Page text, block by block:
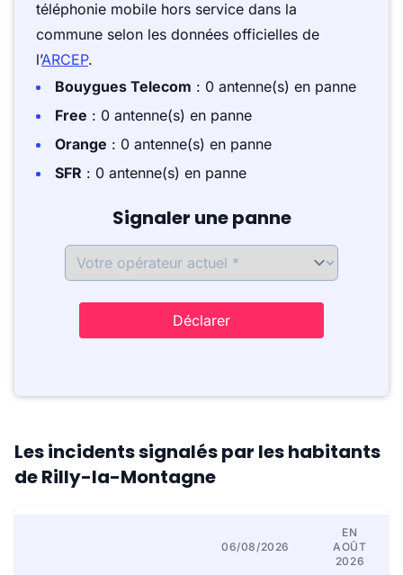
téléphonie mobile hors service dans la
commune selon les données officielles de
l’ARCEP.
Bouygues Telecom : 0 antenne(s) en panne
Free : 0 antenne(s) en panne
Orange : 0 antenne(s) en panne
SFR : 0 antenne(s) en panne
Signaler une panne
Déclarer
Les incidents signalés par les habitants
de Rilly-la-Montagne
06/08/2026
EN
AOÛT
2026